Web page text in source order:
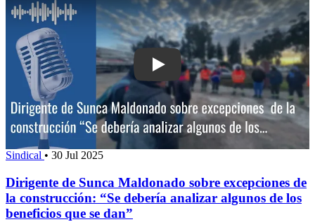
Sindical • 30 Jul 2025
Dirigente de Sunca Maldonado sobre excepciones de
la construcción: “Se debería analizar algunos de los
beneficios que se dan”